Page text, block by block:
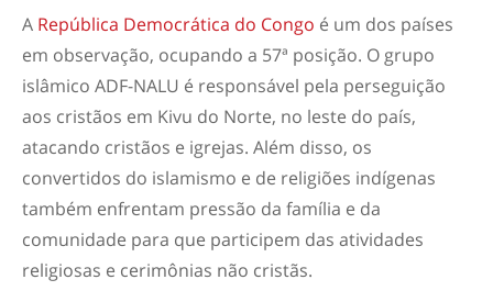
A República Democrática do Congo é um dos países
em observação, ocupando a 57ª posição. O grupo
islâmico ADF-NALU é responsável pela perseguição
aos cristãos em Kivu do Norte, no leste do país,
atacando cristãos e igrejas. Além disso, os
convertidos do islamismo e de religiões indígenas
também enfrentam pressão da família e da
comunidade para que participem das atividades
religiosas e cerimônias não cristãs.